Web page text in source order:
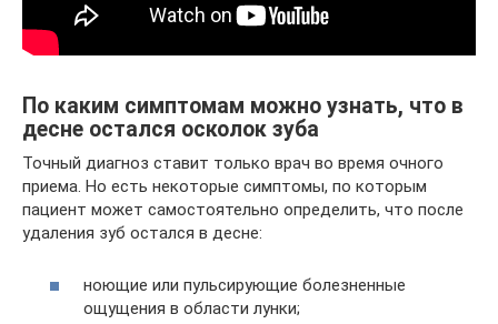
По каким симптомам можно узнать, что в
десне остался осколок зуба
Точный диагноз ставит только врач во время очного
приема. Но есть некоторые симптомы, по которым
пациент может самостоятельно определить, что после
удаления зуб остался в десне:
ноющие или пульсирующие болезненные
ощущения в области лунки;